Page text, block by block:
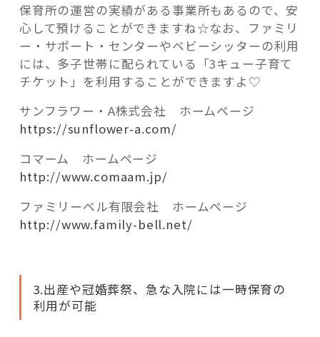
保育所の運営の実績がある事業所もあるので、安
心して預けることができますね☆なお、ファミリ
ー・サポート・センターやベビーシッターの利用
には、多子世帯に配られている「3キュー子育て
チケット」を利用することができますよ♡
サンフラワー・A株式会社 ホームページ
https://sunflower-a.com/
コマーム ホームページ
http://www.comaam.jp/
ファミリーベル有限会社 ホームページ
http://www.family-bell.net/
3.出産や冠婚葬祭、急な入院には一時保育の
利用が可能